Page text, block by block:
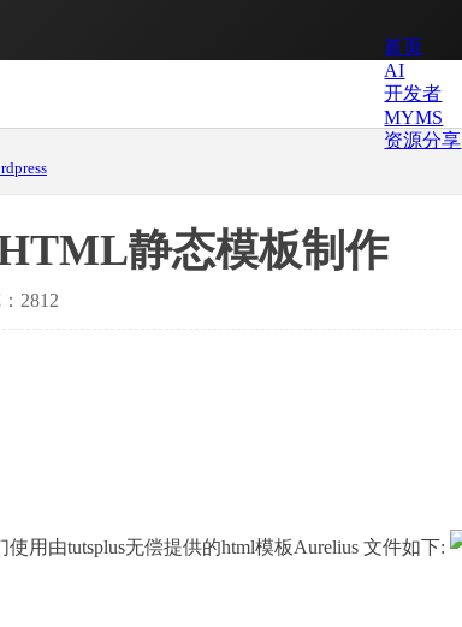
首页
AI
开发者
MYMS
资源分享
静态模板制作
2812
用由tutsplus无偿提供的html模板Aurelius 文件如下: